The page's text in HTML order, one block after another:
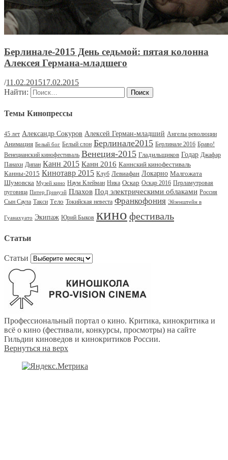
Берлинале-2015 День седьмой: пятая колонна
Алексея Германа-младшего
/11.02.201517.02.2015
Найти:
Темы Кинопрессы
45 лет Александр Сокуров Алексей Герман-младший Ангелы революции
Анимация Белый бог Белый слон Берлинале2015 Берлинале 2016 Браво!
Венецианский кинофестиваль Венеция-2015 Гладильщиков Годар Джафар
Панахи Дипан Канн 2015 Канн 2016 Каннский кинофестиваль
Канны-2015 Кинотавр 2015 Клуб Левиафан Локарно Малгожата
Шумовска Музей кино Наум Клейман Ника Оскар Оскар 2016 Перламутровая
пуговица Питер Гринуэй Плахов Под электрическими облаками Россия
Сын Саула Такси Тело Токийская невеста Франкофония Эйзенштейн в
Гуанахуато Экипаж Юрий Быков кино фестиваль
Статьи
Статьи
Профессиональный портал о кино. Критика, кинокритика и
всё о кино (фестивали, конкурсы, просмотры) на сайте
Гильдии киноведов и кинокритиков России.
Вернуться на верх